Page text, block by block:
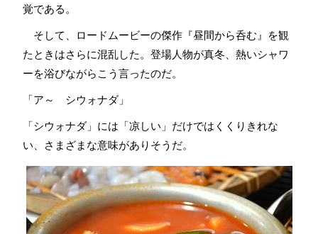
覚である。
そして、ロードムービーの傑作『昼間から呑む』を観
たときはさらに混乱した。登場人物が真冬、熱いシャワ
ーを浴びながらこう言ったのだ。
「ア～ シウォナダ」
「シウォナダ」には「凉しい」だけではくくりきれな
い、さまざまな意味がありそうだ。